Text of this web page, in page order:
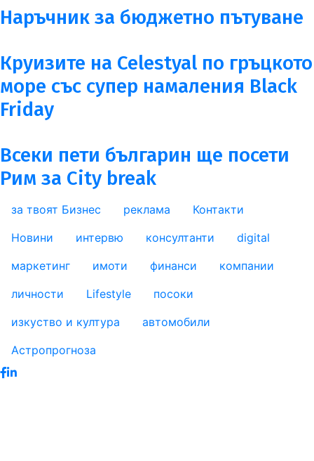
Наръчник за бюджетно пътуване
Круизите на Celestyal по гръцкото
море със супер намаления Black
Friday
Всеки пети българин ще посети
Рим за City break
за твоят Бизнес реклама Контакти
footer_statii
Новини интервю консултанти
digital
маркетинг
имоти финанси
компании
личности
Lifestyle
посоки
изкуство и култура
автомобили
Астропрогноза